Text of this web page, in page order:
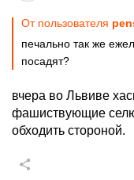
От пользователя
печально так же
посадят?
вчера во Львиве
фашиствующие
обходить стороной.